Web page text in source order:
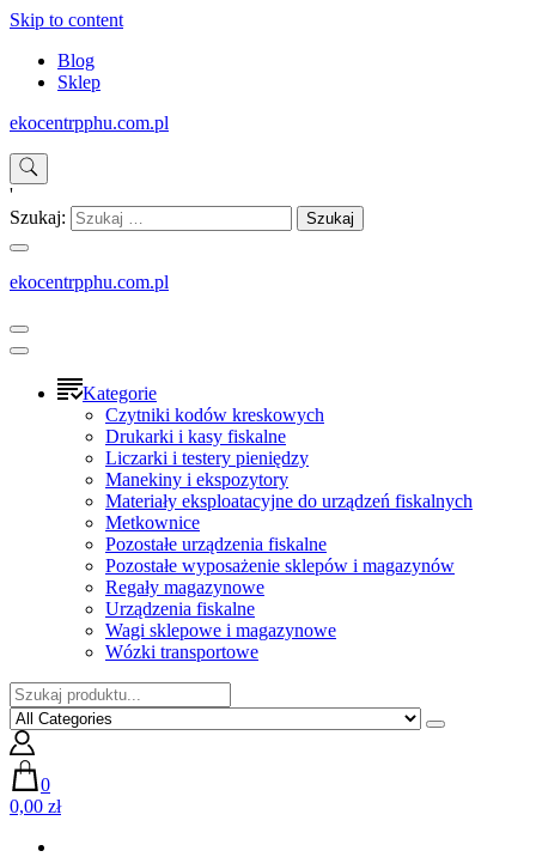
Skip to content
Blog
Sklep
ekocentrpphu.com.pl
'
Szukaj:
ekocentrpphu.com.pl
Kategorie
Czytniki kodów kreskowych
Drukarki i kasy fiskalne
Liczarki i testery pieniędzy
Manekiny i ekspozytory
Materiały eksploatacyjne do urządzeń fiskalnych
Metkownice
Pozostałe urządzenia fiskalne
Pozostałe wyposażenie sklepów i magazynów
Regały magazynowe
Urządzenia fiskalne
Wagi sklepowe i magazynowe
Wózki transportowe
0
0,00 zł